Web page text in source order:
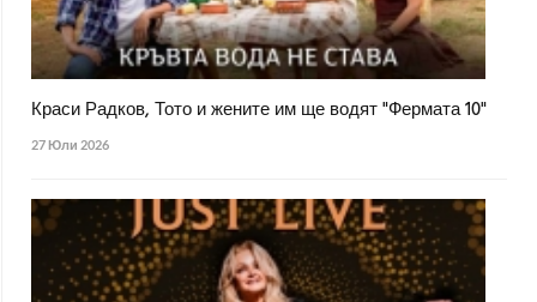
Краси Радков, Тото и жените им ще водят "Фермата 10"
27 Юли 2026